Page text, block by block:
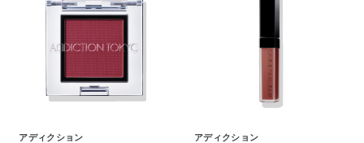
アディクション アディクション